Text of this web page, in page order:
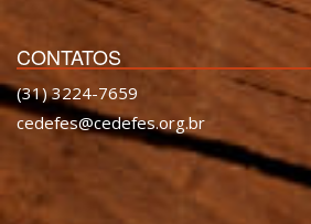
CONTATOS
(31) 3224-7659
cedefes@cedefes.org.br